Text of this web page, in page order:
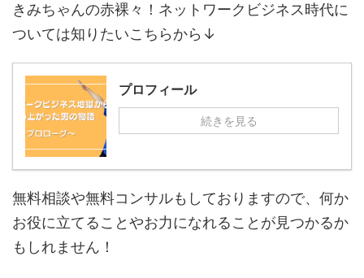
きみちゃんの赤裸々！ネットワークビジネス時代に
ついては知りたいこちらから↓
プロフィール
続きを見る
無料相談や無料コンサルもしておりますので、何か
お役に立てることやお力になれることが見つかるか
もしれません！